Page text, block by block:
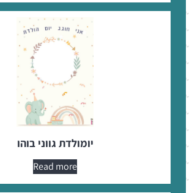
יומולדת גווני בוהו
Read more